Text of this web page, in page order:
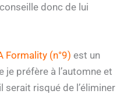
donc de lui
Formality (n°9) est un
je préfère à l’automne et
serait risqué de l’éliminer